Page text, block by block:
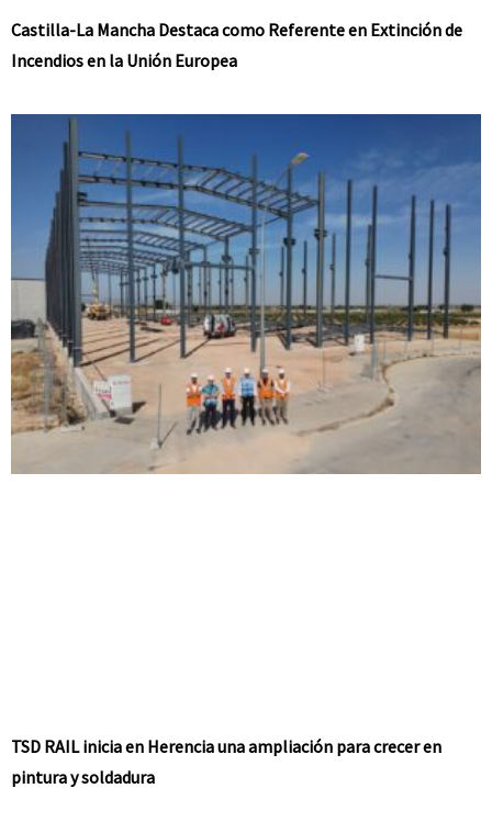
Castilla-La Mancha Destaca como Referente en Extinción de
Incendios en la Unión Europea
TSD RAIL inicia en Herencia una ampliación para crecer en
pintura y soldadura